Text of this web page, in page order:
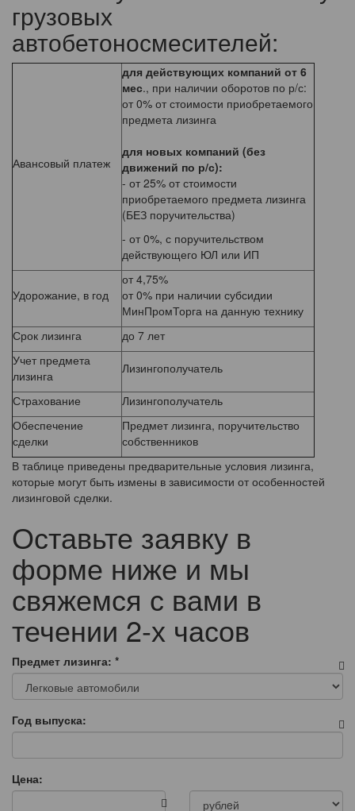
грузовых
автобетоносмесителей:
Авансовый платеж
для действующих компаний от 6
мес., при наличии оборотов по р/с:
от 0% от стоимости приобретаемого
предмета лизинга
для новых компаний (без
движений по р/с):
- от 25% от стоимости
приобретаемого предмета лизинга
(БЕЗ поручительства)
- от 0%, с поручительством
действующего ЮЛ или ИП
Удорожание, в год
от 4,75%
от 0% при наличии субсидии
МинПромТорга на данную технику
Срок лизинга
до 7 лет
Учет предмета
лизинга
Лизингополучатель
Страхование
Лизингополучатель
Обеспечение
сделки
Предмет лизинга, поручительство
собственников
В таблице приведены предварительные условия лизинга,
которые могут быть измены в зависимости от особенностей
лизинговой сделки.
Оставьте заявку в
форме ниже и мы
свяжемся с вами в
течении 2-х часов
Предмет лизинга: *
Год выпуска:
Цена: